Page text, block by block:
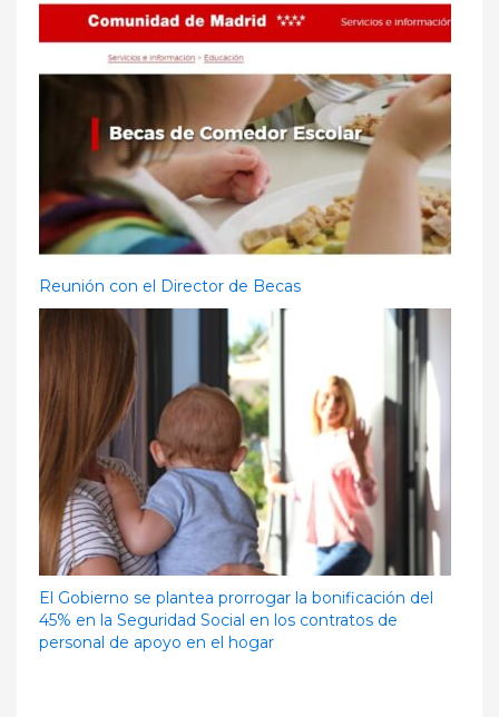
Reunión con el Director de Becas
El Gobierno se plantea prorrogar la bonificación del
45% en la Seguridad Social en los contratos de
personal de apoyo en el hogar